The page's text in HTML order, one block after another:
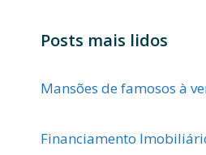
Posts mais lidos
Mansões de famosos à
Financiamento